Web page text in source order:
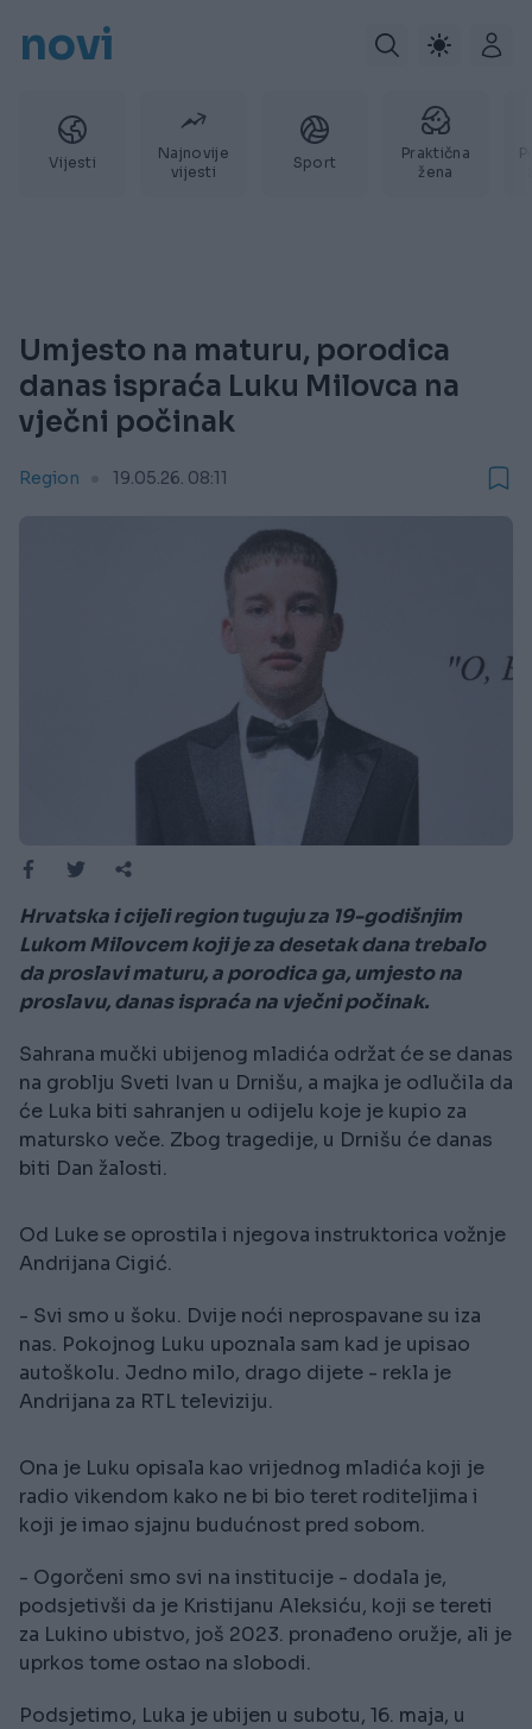
novi
Vijesti
Najnovije
vijesti
Sport
Praktična
žena
Umjesto na maturu, porodica
danas ispraća Luku Milovca na
vječni počinak
Region 19.05.26. 08:11
Hrvatska i cijeli region tuguju za 19-godišnjim
Lukom Milovcem koji je za desetak dana trebalo
da proslavi maturu, a porodica ga, umjesto na
proslavu, danas ispraća na vječni počinak.
Sahrana mučki ubijenog mladića održat će se danas
na groblju Sveti Ivan u Drnišu, a majka je odlučila da
će Luka biti sahranjen u odijelu koje je kupio za
matursko veče. Zbog tragedije, u Drnišu će danas
biti Dan žalosti.
Od Luke se oprostila i njegova instruktorica vožnje
Andrijana Cigić.
- Svi smo u šoku. Dvije noći neprospavane su iza
nas. Pokojnog Luku upoznala sam kad je upisao
autoškolu. Jedno milo, drago dijete - rekla je
Andrijana za RTL televiziju.
Ona je Luku opisala kao vrijednog mladića koji je
radio vikendom kako ne bi bio teret roditeljima i
koji je imao sjajnu budućnost pred sobom.
- Ogorčeni smo svi na institucije - dodala je,
podsjetivši da je Kristijanu Aleksiću, koji se tereti
za Lukino ubistvo, još 2023. pronađeno oružje, ali je
uprkos tome ostao na slobodi.
Podsjetimo, Luka je ubijen u subotu, 16. maja, u